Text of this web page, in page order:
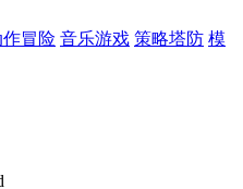
作冒险 音乐游戏 策略塔防 模